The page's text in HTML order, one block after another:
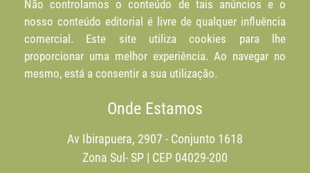
Não controlamos o conteúdo de tais anúncios e o
nosso conteúdo editorial é livre de qualquer influência
comercial. Este site utiliza cookies para lhe
proporcionar uma melhor experiência. Ao navegar no
mesmo, está a consentir a sua utilização.
Onde Estamos
Av Ibirapuera, 2907 - Conjunto 1618
Zona Sul- SP | CEP 04029-200